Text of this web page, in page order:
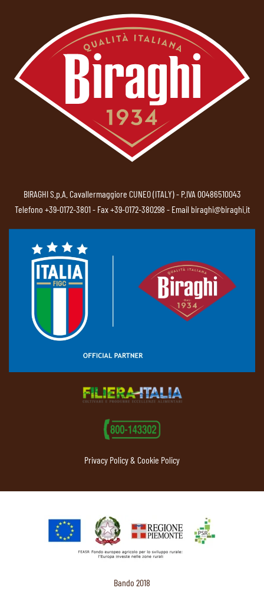
BIRAGHI S.p.A. Cavallermaggiore CUNEO (ITALY) - P.IVA 00486510043
Telefono +39-0172-3801- Fax +39-0172-380298 - Email biraghi@biraghi.it
Privacy Policy & Cookie Policy
Bando 2018